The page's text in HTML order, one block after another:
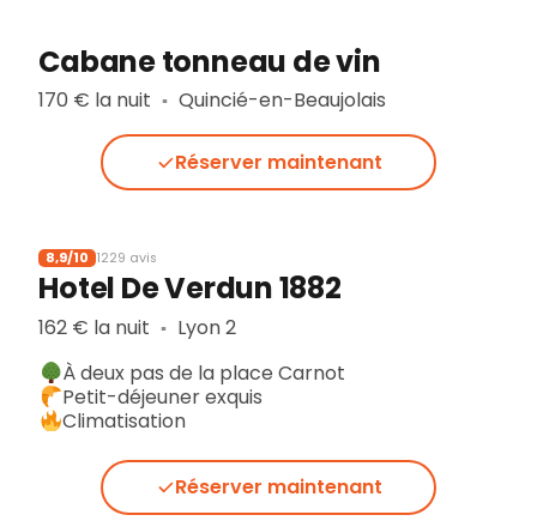
Cabane tonneau de vin
170 € la nuit ▪︎ Quincié-en-Beaujolais
Réserver maintenant
8,9/10 1229 avis
Hotel De Verdun 1882
162 € la nuit ▪︎ Lyon 2
À deux pas de la place Carnot
Petit-déjeuner exquis
Climatisation
Réserver maintenant